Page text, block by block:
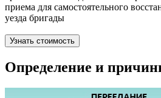
приема для самостоятельного
уезда бригады
Узнать стоимость
Определение и